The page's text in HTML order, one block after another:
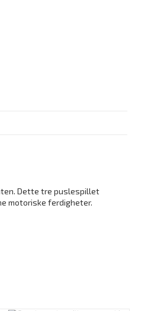
Dette tre puslespillet
motoriske ferdigheter.